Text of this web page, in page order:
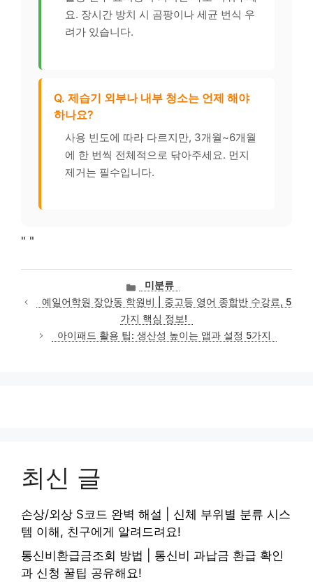
요. 장시간 방치 시 곰팡이나 세균 번식 우
려가 있습니다.
Q. 제습기 외부나 내부 청소는 언제 해야
하나요?
사용 빈도에 따라 다르지만, 3개월~6개월
에 한 번씩 전체적으로 닦아주세요. 먼지
제거는 필수입니다.
" "
카
테
고
리
미분류
예일어학원 장안동 학원비 | 중고등 영어 종합반 수강료, 5
가지 핵심 정보!
아이패드 활용 팁: 생산성 높이는 앱과 설정 5가지
최신 글
손상/외상 S코드 완벽 해설 | 신체 부위별 분류 시스
템 이해, 친구에게 알려드려요!
통신비환급금조회 방법 | 통신비 과납금 환급 확인
과 신청 꿀팁 공유해요!